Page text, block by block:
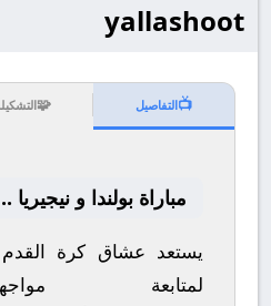
yallashoot
📺التفاصيل 🧩
مباراة بولندا و
يستعد عشاق كرة
لمتابعة